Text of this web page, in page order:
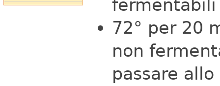
fermentabili
72° per 20
non
passare